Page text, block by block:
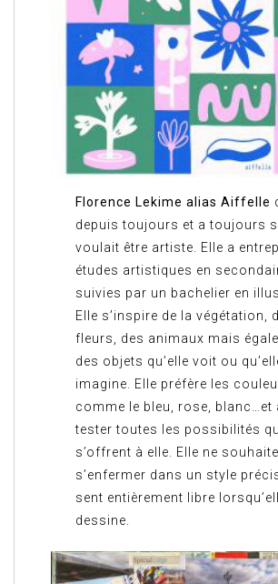
Florence Lekime alias Aiffelle
depuis toujours et a toujours
voulait être artiste. Elle a
études artistiques en
suivies par un bachelier en
Elle s’inspire de la végétation,
fleurs, des animaux mais
des objets qu’elle voit ou
imagine. Elle préfère les
comme le bleu, rose, blanc…et
tester toutes les possibilités
s’offrent à elle. Elle ne
s’enfermer dans un style
sent entièrement libre
dessine.